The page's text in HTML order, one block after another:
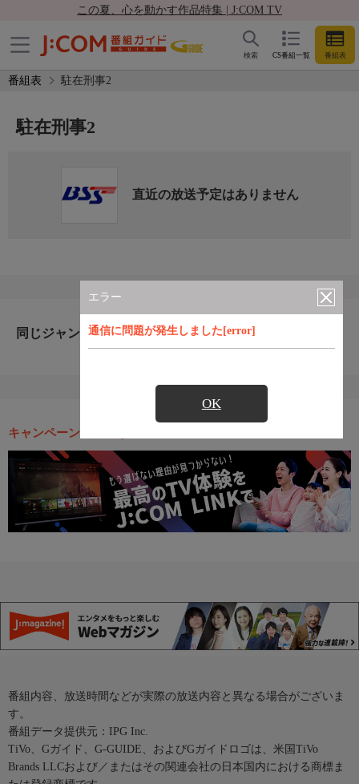
この夏、心を動かす作品特集 | J:COM TV
CS番組一覧 番組表
検索
番組表 駐在刑事2
エラー
通信に問題が発生しました[error]
OK
駐在刑事2
直近の放送予定はありません
同じジャンルのおすすめ番組
キャンペーン・お得な情報
番組内容、放送時間などが実際の放送内容と異なる場合がございま
す。
番組データ提供元：IPG Inc.
TiVo、Gガイド、G-GUIDE、およびGガイドロゴは、米国TiVo
Brands LLCおよび／またはその関連会社の日本国内における商標ま